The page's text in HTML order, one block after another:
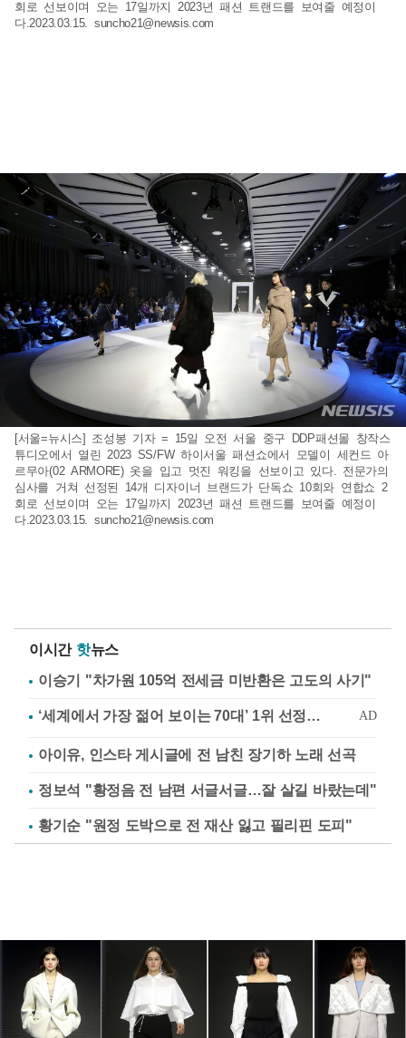
회로 선보이며 오는 17일까지 2023년 패션 트랜드를 보여줄 예정이
다.2023.03.15. suncho21@newsis.com
[서울=뉴시스] 조성봉 기자 = 15일 오전 서울 중구 DDP패션몰 창작스
튜디오에서 열린 2023 SS/FW 하이서울 패션쇼에서 모델이 세컨드 아
르무아(02 ARMORE) 옷을 입고 멋진 워킹을 선보이고 있다. 전문가의
심사를 거쳐 선정된 14개 디자이너 브랜드가 단독쇼 10회와 연합쇼 2
회로 선보이며 오는 17일까지 2023년 패션 트랜드를 보여줄 예정이
다.2023.03.15. suncho21@newsis.com
이시간 핫뉴스
이승기 "차가원 105억 전세금 미반환은 고도의 사기"
아이유, 인스타 게시글에 전 남친 장기하 노래 선곡
정보석 "황정음 전 남편 서글서글…잘 살길 바랐는데"
황기순 "원정 도박으로 전 재산 잃고 필리핀 도피"